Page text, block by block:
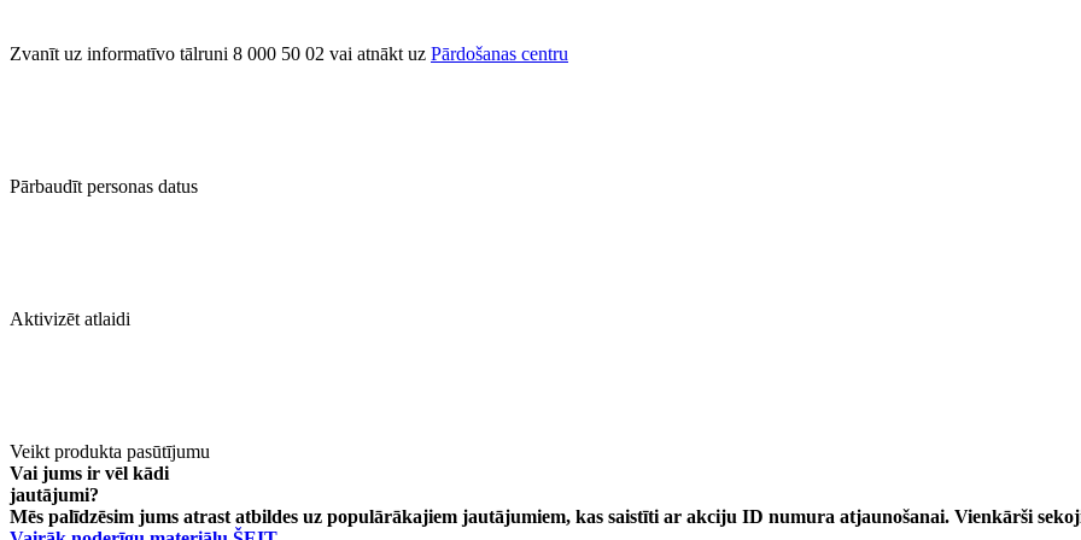
Zvanīt uz informatīvo tālruni 8 000 50 02 vai atnākt uz Pārdošanas centru
Pārbaudīt personas datus
Aktivizēt atlaidi
Veikt produkta pasūtījumu
Vai jums ir vēl kādi
jautājumi?
Mēs palīdzēsim jums atrast atbildes uz populārākajiem jautājumiem, kas saistīti ar akciju ID numura atjaunošanai. Vienkārši